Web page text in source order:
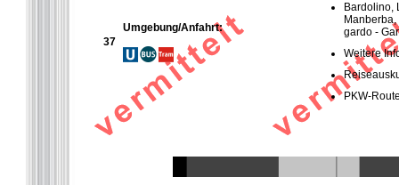
37
Umgebung/Anfahrt:
Bardolino,
gardo -
Weitere
PKW-